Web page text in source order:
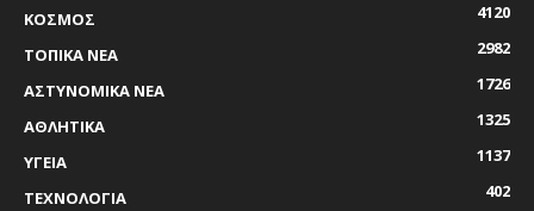
ΚΟΣΜΟΣ
4120
ΤΟΠΙΚΑ ΝΕΑ
2982
ΑΣΤΥΝΟΜΙΚΑ ΝΕΑ
1726
ΑΘΛΗΤΙΚΑ
1325
ΥΓΕΙΑ
1137
ΤΕΧΝΟΛΟΓΙΑ
402